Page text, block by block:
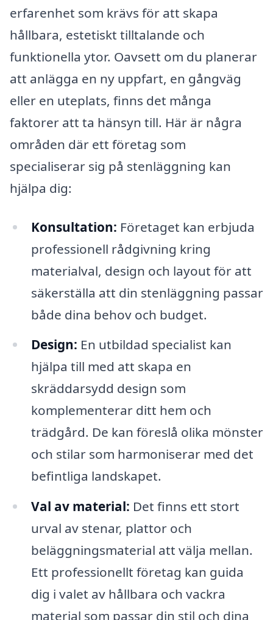
erfarenhet som krävs för att skapa
hållbara, estetiskt tilltalande och
funktionella ytor. Oavsett om du planerar
att anlägga en ny uppfart, en gångväg
eller en uteplats, finns det många
faktorer att ta hänsyn till. Här är några
områden där ett företag som
specialiserar sig på stenläggning kan
hjälpa dig:
Konsultation: Företaget kan erbjuda
professionell rådgivning kring
materialval, design och layout för att
säkerställa att din stenläggning passar
både dina behov och budget.
Design: En utbildad specialist kan
hjälpa till med att skapa en
skräddarsydd design som
komplementerar ditt hem och
trädgård. De kan föreslå olika mönster
och stilar som harmoniserar med det
befintliga landskapet.
Val av material: Det finns ett stort
urval av stenar, plattor och
beläggningsmaterial att välja mellan.
Ett professionellt företag kan guida
dig i valet av hållbara och vackra
material som passar din stil och dina